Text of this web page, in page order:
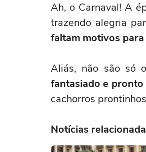
Ah, o Carnaval! A
trazendo alegria
faltam motivos
Aliás, não são só
fantasiado e
cachorros
Notícias